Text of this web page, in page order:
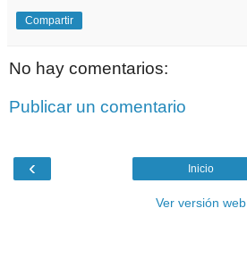
Compartir
No hay comentarios:
Publicar un comentario
‹ Inicio
Ver versión web